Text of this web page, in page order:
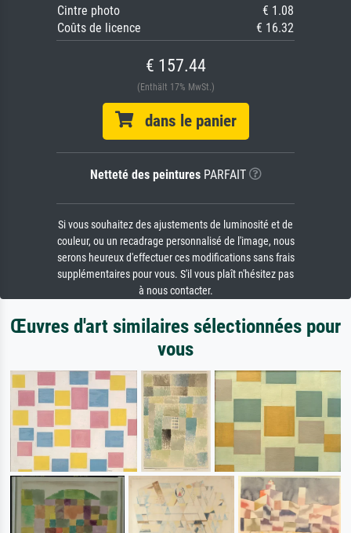
Cintre photo
€ 1.08
Coûts de licence
€ 16.32
€ 157.44
(Enthält 17% MwSt.)
dans le panier
Netteté des peinturesPARFAIT
Si vous souhaitez des ajustements de luminosité et de
couleur, ou un recadrage personnalisé de l'image, nous
serons heureux d'effectuer ces modifications sans frais
supplémentaires pour vous. S'il vous plaît n'hésitez pas
à nous contacter.
Œuvres d'art similaires sélectionnées pour
vous